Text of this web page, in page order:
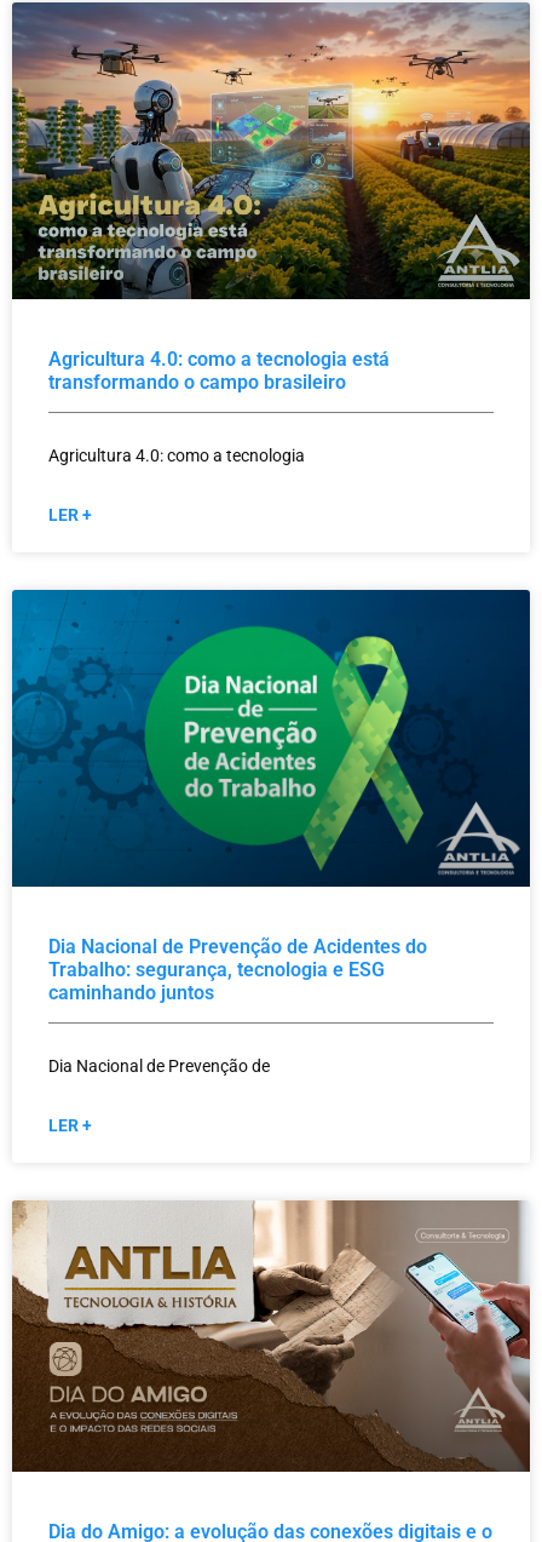
Agricultura 4.0: como a tecnologia está
transformando o campo brasileiro
Agricultura 4.0: como a tecnologia
LER +
Dia Nacional de Prevenção de Acidentes do
Trabalho: segurança, tecnologia e ESG
caminhando juntos
Dia Nacional de Prevenção de
LER +
Dia do Amigo: a evolução das conexões digitais e o